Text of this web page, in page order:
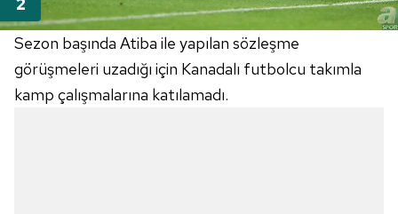
Sezon başında Atiba ile yapılan sözleşme
görüşmeleri uzadığı için Kanadalı futbolcu takımla
kamp çalışmalarına katılamadı.